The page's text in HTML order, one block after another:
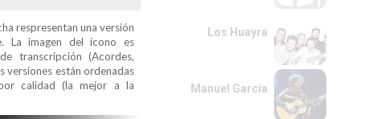
respresentan una versión
La imagen del icono es
transcripción (Acordes,
versiones están ordenadas
calidad (la mejor a la
Los Huayra
Manuel García